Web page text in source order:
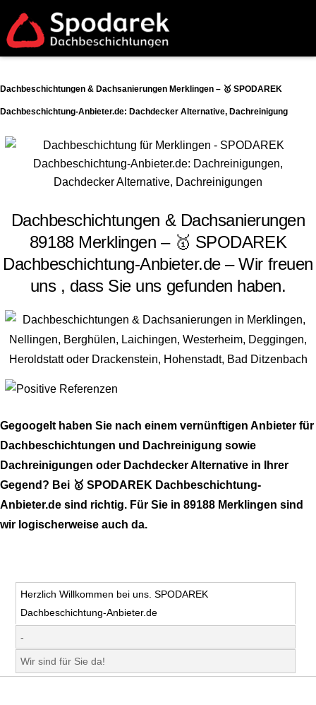
Dachbeschichtungen & Dachsanierungen Merklingen – 🥇 SPODAREK
Dachbeschichtung-Anbieter.de: Dachdecker Alternative, Dachreinigung
Dachbeschichtungen & Dachsanierungen
89188 Merklingen – 🥇 SPODAREK
Dachbeschichtung-Anbieter.de – Wir freuen
uns , dass Sie uns gefunden haben.
Gegoogelt haben Sie nach einem vernünftigen Anbieter für
Dachbeschichtungen und Dachreinigung sowie
Dachreinigungen oder Dachdecker Alternative in Ihrer
Gegend? Bei 🥇 SPODAREK Dachbeschichtung-
Anbieter.de sind richtig. Für Sie in 89188 Merklingen sind
wir logischerweise auch da.
Herzlich Willkommen bei uns. SPODAREK
Dachbeschichtung-Anbieter.de
-
Wir sind für Sie da!